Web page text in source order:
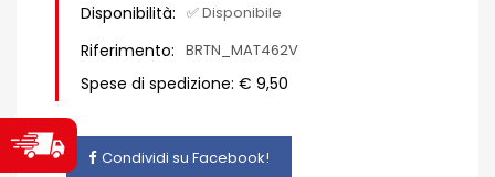
Disponibilità: ✅ Disponibile
Riferimento: BRTN_MAT462V
Spese di spedizione: € 9,50
Condividi su Facebook!